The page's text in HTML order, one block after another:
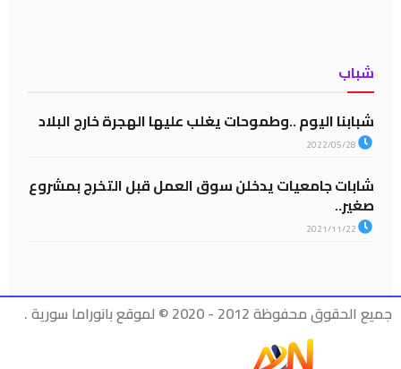
شباب
شبابنا اليوم ..وطموحات يغلب عليها الهجرة خارج البلاد
شابات جامعيات يدخلن سوق العمل قبل التخرج بمشروع
صغير..
جميع الحقوق محفوظة 2012 - 2020 © لموقع بانوراما سورية .